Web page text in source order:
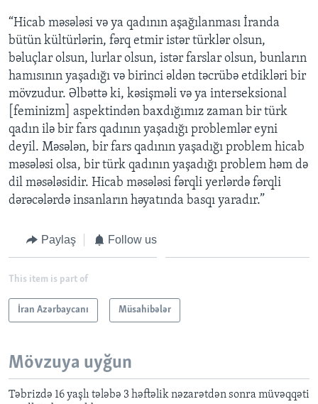
“Hicab məsələsi və ya qadının aşağılanması İranda
bütün kültürlərin, fərq etmir istər türklər olsun,
bəluçlar olsun, lurlar olsun, istər farslar olsun, bunların
hamısının yaşadığı və birinci əldən təcrübə etdikləri bir
mövzudur. Əlbəttə ki, kəsişməli və ya interseksional
[feminizm] aspektindən baxdığımız zaman bir türk
qadın ilə bir fars qadının yaşadığı problemlər eyni
deyil. Məsələn, bir fars qadının yaşadığı problem hicab
məsələsi olsa, bir türk qadının yaşadığı problem həm də
dil məsələsidir. Hicab məsələsi fərqli yerlərdə fərqli
dərəcələrdə insanların həyatında basqı yaradır.”
Paylaş Follow us
This item is part of
İran Azərbaycanı Müsahibələr
Mövzuya uyğun
Təbrizdə 16 yaşlı tələbə 3 həftəlik nəzarətdən sonra müvəqqəti